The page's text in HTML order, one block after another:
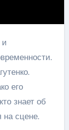
его
знает об
на сцене.